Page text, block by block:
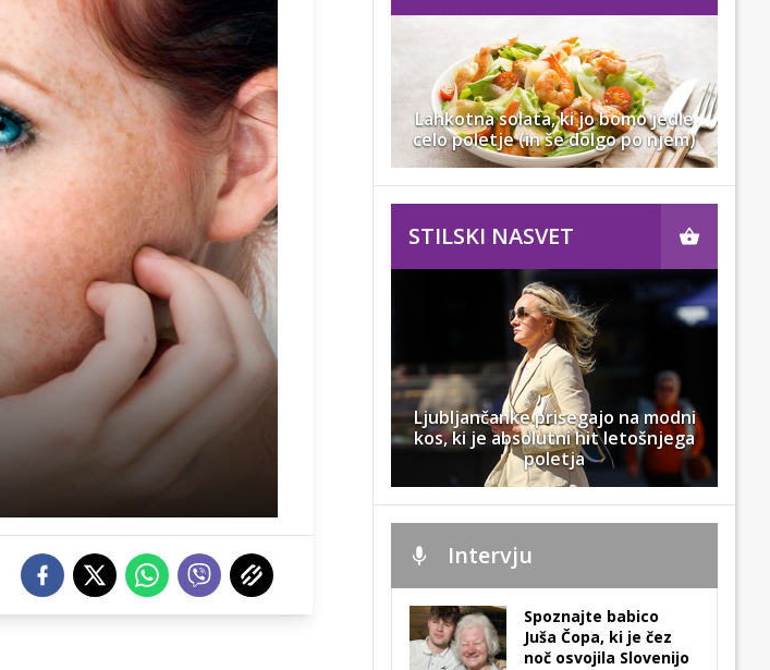
Lahkotna solata, ki jo bomo jedle
celo poletje (in še dolgo po njem)
STILSKI NASVET
Ljubljančanke prisegajo na modni
kos, ki je absolutni hit letošnjega
poletja
Intervju
Spoznajte babico
Juša Čopa, ki je čez
noč osvojila Slovenijo